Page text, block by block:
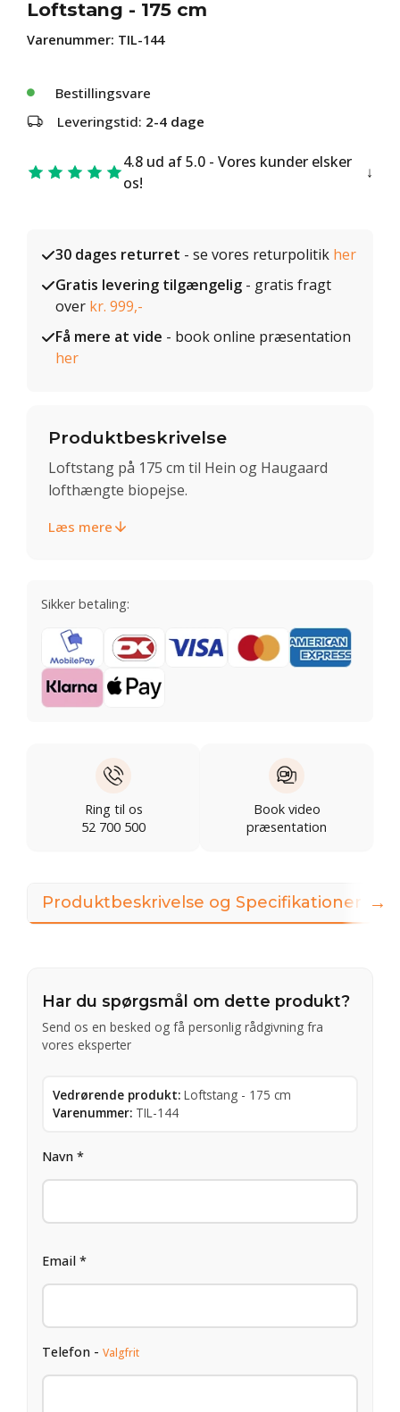
Loftstang - 175 cm
Varenummer: TIL-144
Bestillingsvare
Leveringstid: 2-4 dage
4.8 ud af 5.0 - Vores kunder elsker
os!
30 dages returret - se vores returpolitik her
Gratis levering tilgængelig - gratis fragt
over kr. 999,-
Få mere at vide - book online præsentation
her
Produktbeskrivelse
Loftstang på 175 cm til Hein og Haugaard
lofthængte biopejse.
Læs mere
Sikker betaling:
Ring til os
52 700 500
Book video
præsentation
Produktbeskrivelse og Specifikationer
Har du spørgsmål om dette produkt?
Send os en besked og få personlig rådgivning fra
vores eksperter
Vedrørende produkt: Loftstang - 175 cm
Varenummer: TIL-144
Navn *
Email *
Telefon - Valgfrit
→